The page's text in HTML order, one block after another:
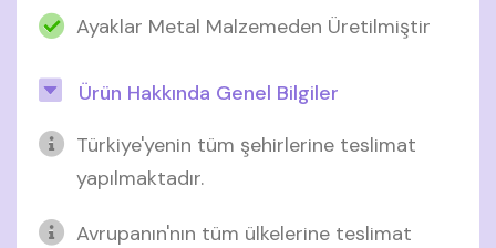
Ayaklar Metal Malzemeden Üretilmiştir
Ürün Hakkında Genel Bilgiler
Türkiye'yenin tüm şehirlerine teslimat
yapılmaktadır.
Avrupanın'nın tüm ülkelerine teslimat